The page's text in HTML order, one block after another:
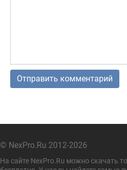
© NexPro.Ru 2012-2026
На сайте NexPro.Ru можно скачать